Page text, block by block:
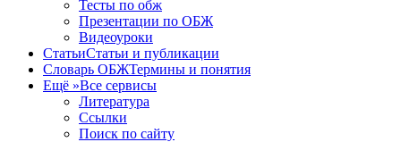
Тесты по обж
Презентации по ОБЖ
Видеоуроки
СтатьиСтатьи и публикации
Словарь ОБЖТермины и понятия
Ещё »Все сервисы
Литература
Ссылки
Поиск по сайту